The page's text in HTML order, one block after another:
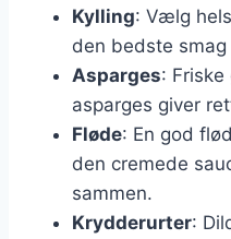
Kylling: Vælg
den bedste
Asparges: Friske
asparges giver
Fløde: En god
den cremede
sammen.
Krydderurter: